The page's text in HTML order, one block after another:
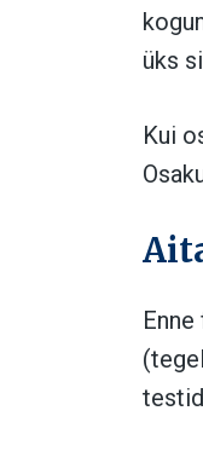
üks
Kui